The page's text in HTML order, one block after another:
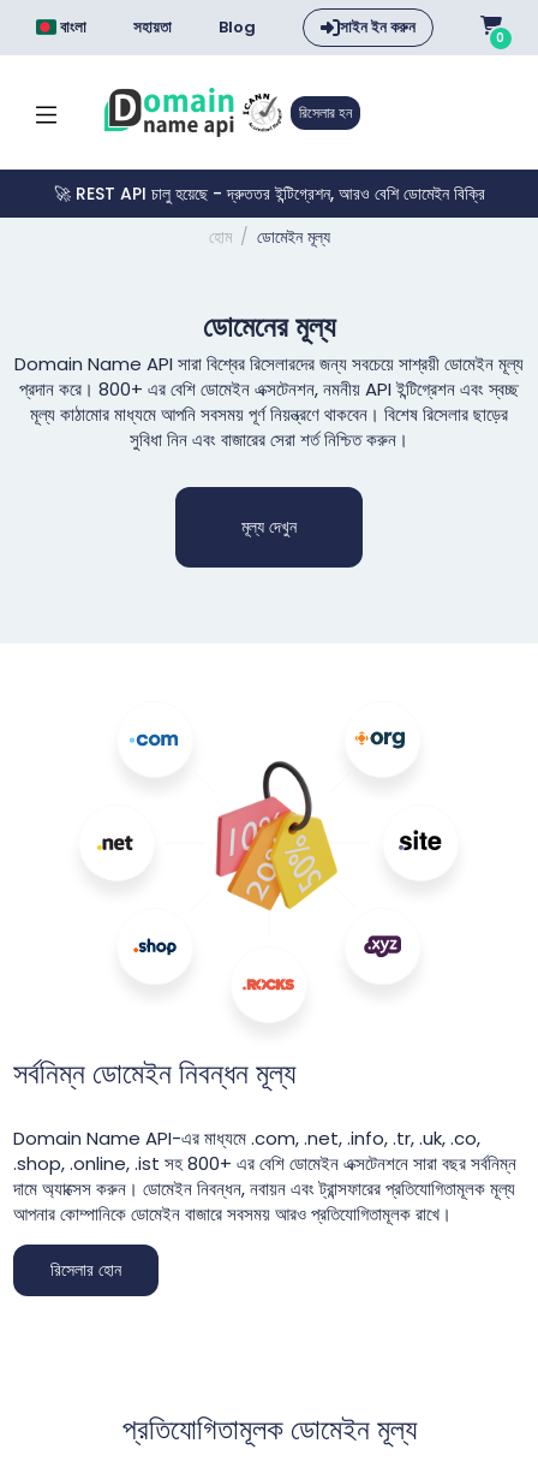
বাংলা সহায়তা Blog সাইন ইন করুন 0
রিসেলার হন
🚀 REST API চালু হয়েছে - দ্রুততর ইন্টিগ্রেশন, আরও বেশি ডোমেইন বিক্রি
হোম
ডোমেইন মূল্য
ডোমেনের মূল্য
Domain Name API সারা বিশ্বের রিসেলারদের জন্য সবচেয়ে সাশ্রয়ী ডোমেইন মূল্য
প্রদান করে। 800+ এর বেশি ডোমেইন এক্সটেনশন, নমনীয় API ইন্টিগ্রেশন এবং স্বচ্ছ
মূল্য কাঠামোর মাধ্যমে আপনি সবসময় পূর্ণ নিয়ন্ত্রণে থাকবেন। বিশেষ রিসেলার ছাড়ের
সুবিধা নিন এবং বাজারের সেরা শর্ত নিশ্চিত করুন।
মূল্য দেখুন
সর্বনিম্ন ডোমেইন নিবন্ধন মূল্য
Domain Name API-এর মাধ্যমে .com, .net, .info, .tr, .uk, .co,
.shop, .online, .ist সহ 800+ এর বেশি ডোমেইন এক্সটেনশনে সারা বছর সর্বনিম্ন
দামে অ্যাক্সেস করুন। ডোমেইন নিবন্ধন, নবায়ন এবং ট্রান্সফারের প্রতিযোগিতামূলক মূল্য
আপনার কোম্পানিকে ডোমেইন বাজারে সবসময় আরও প্রতিযোগিতামূলক রাখে।
রিসেলার হোন
প্রতিযোগিতামূলক ডোমেইন মূল্য